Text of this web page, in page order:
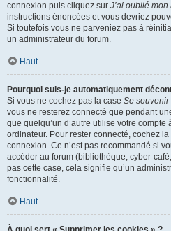
connexion puis cliquez sur J’ai oublié
instructions énoncées et vous devriez
Si toutefois vous ne parveniez pas à
un administrateur du forum.
Haut
Pourquoi suis-je automatiquement
Si vous ne cochez pas la case Se souvenir
vous ne resterez connecté que pendant
que quelqu’un d’autre utilise votre
ordinateur. Pour rester connecté, cochez la
connexion. Ce n’est pas recommandé si
accéder au forum (bibliothèque, cyber-
pas cette case, cela signifie qu’un
fonctionnalité.
Haut